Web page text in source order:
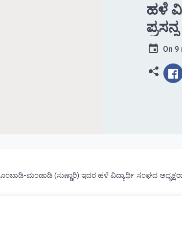
ಹಳೆ
On 9
ಮಂಡಾಡಿ (ಸುಣ್ಣಾರಿ) ಇದರ ಹಳೆ ವಿದ್ಯಾರ್ಥಿ ಸಂಘದ